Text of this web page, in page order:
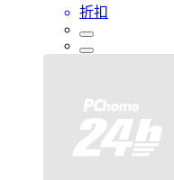
折扣